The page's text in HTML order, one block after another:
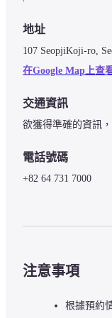
地址
107 SeopjiKoji-ro,
在Google Map上查
交通資訊
欲獲得準確的資訊
電話號碼
+82 64 731 7000
注意事項
根據預約